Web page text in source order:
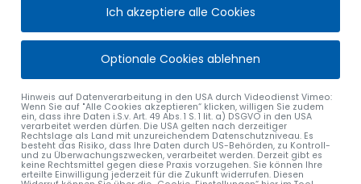
Ich akzeptiere alle Cookies
Optionale Cookies ablehnen
Hinweis auf Datenverarbeitung in den USA durch Videodienst Vimeo:
Wenn Sie auf "Alle Cookies akzeptieren“ klicken, willigen Sie zudem
ein, dass ihre Daten i.S.v. Art. 49 Abs. 1 S. 1 lit. a) DSGVO in den USA
verarbeitet werden dürfen. Die USA gelten nach derzeitiger
Rechtslage als Land mit unzureichendem Datenschutzniveau. Es
besteht das Risiko, dass Ihre Daten durch US-Behörden, zu Kontroll-
und zu Überwachungszwecken, verarbeitet werden. Derzeit gibt es
keine Rechtsmittel gegen diese Praxis vorzugehen. Sie können Ihre
erteilte Einwilligung jederzeit für die Zukunft widerrufen. Diesen